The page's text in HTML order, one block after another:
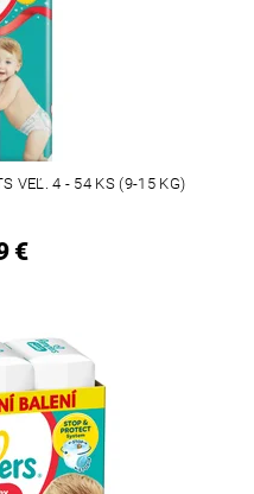
VEĽ. 4 - 54 KS (9-15 KG)
€